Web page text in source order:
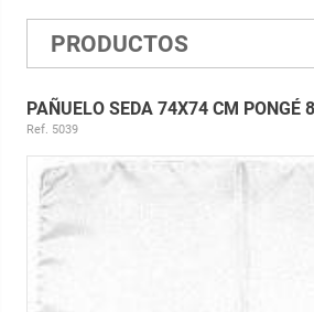
PRODUCTOS
PAÑUELO SEDA 74X74 CM PONGÉ 8
Ref. 5039